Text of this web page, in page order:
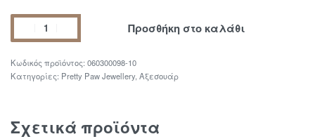
Προσθήκη στο καλάθι
060300098-10
Κατηγορίες: Pretty Paw Jewellery, Αξεσουάρ
Σχετικά προϊόντα